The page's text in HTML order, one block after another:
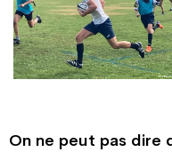
On ne peut pas dire